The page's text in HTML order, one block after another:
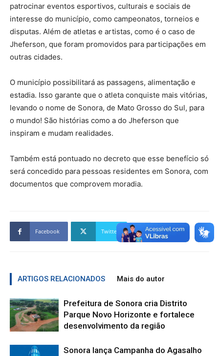
patrocinar eventos esportivos, culturais e sociais de
interesse do município, como campeonatos, torneios e
disputas. Além de atletas e artistas, como é o caso de
Jheferson, que foram promovidos para participações em
outras cidades.
O município possibilitará as passagens, alimentação e
estadia. Isso garante que o atleta conquiste mais vitórias,
levando o nome de Sonora, de Mato Grosso do Sul, para
o mundo! São histórias como a do Jheferson que
inspiram e mudam realidades.
Também está pontuado no decreto que esse benefício só
será concedido para pessoas residentes em Sonora, com
documentos que comprovem moradia.
Facebook Twitter
ARTIGOS RELACIONADOS Mais do autor
Prefeitura de Sonora cria Distrito
Parque Novo Horizonte e fortalece
desenvolvimento da região
Sonora lança Campanha do Agasalho